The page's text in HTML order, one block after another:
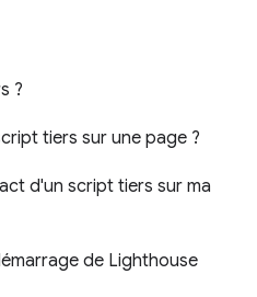
?
tiers sur une page ?
d'un script tiers sur ma
de Lighthouse